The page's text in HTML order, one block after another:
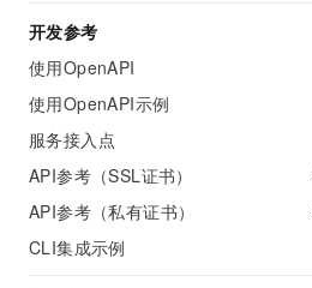
开发参考
使用OpenAPI
使用OpenAPI示例
服务接入点
API参考（SSL证书）
API参考（私有证书）
CLI集成示例